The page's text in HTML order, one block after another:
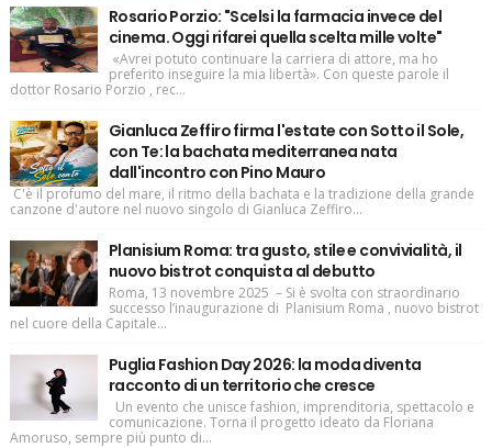
Rosario Porzio: "Scelsi la farmacia invece del
cinema. Oggi rifarei quella scelta mille volte"
«Avrei potuto continuare la carriera di attore, ma ho
preferito inseguire la mia libertà». Con queste parole il
dottor Rosario Porzio , rec...
Gianluca Zeffiro firma l'estate con Sotto il Sole,
con Te: la bachata mediterranea nata
dall'incontro con Pino Mauro
C'è il profumo del mare, il ritmo della bachata e la tradizione della grande
canzone d'autore nel nuovo singolo di Gianluca Zeffiro...
Planisium Roma: tra gusto, stile e convivialità, il
nuovo bistrot conquista al debutto
Roma, 13 novembre 2025 – Si è svolta con straordinario
successo l’inaugurazione di Planisium Roma , nuovo bistrot
nel cuore della Capitale...
Puglia Fashion Day 2026: la moda diventa
racconto di un territorio che cresce
Un evento che unisce fashion, imprenditoria, spettacolo e
comunicazione. Torna il progetto ideato da Floriana
Amoruso, sempre più punto di...